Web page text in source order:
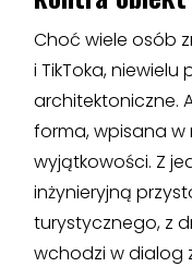
Choć wiele osób
i TikToka,
architektoniczne.
forma, wpisana
wyjątkowości. Z
inżynieryjną
turystycznego, z
wchodzi w dialog